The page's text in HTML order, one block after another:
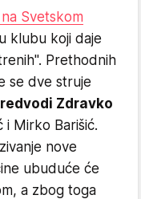
Svetskom
klubu koji daje
Prethodnih
se dve struje
Zdravko
i Mirko Barišić.
nove
ubuduće će
a zbog toga